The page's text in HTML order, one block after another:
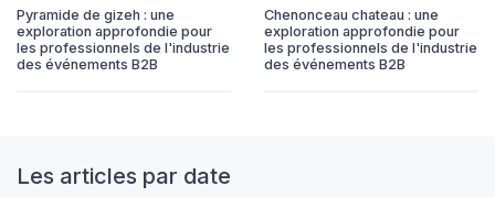
Pyramide de gizeh : une
exploration approfondie pour
les professionnels de l'industrie
des événements B2B
Chenonceau chateau : une
exploration approfondie pour
les professionnels de l'industrie
des événements B2B
Les articles par date